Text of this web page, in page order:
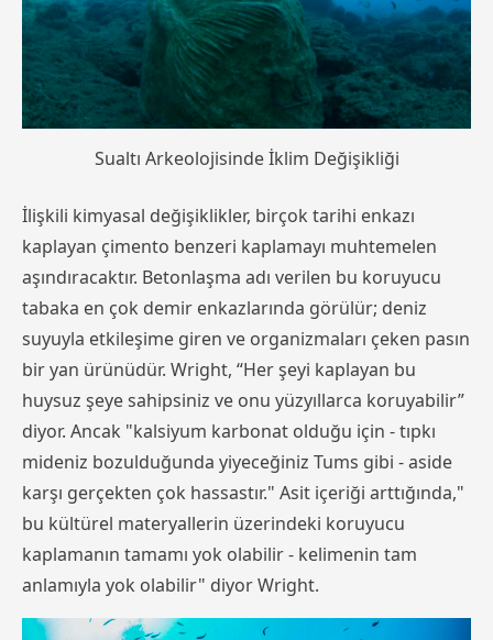
Sualtı Arkeolojisinde İklim Değişikliği
İlişkili kimyasal değişiklikler, birçok tarihi enkazı
kaplayan çimento benzeri kaplamayı muhtemelen
aşındıracaktır. Betonlaşma adı verilen bu koruyucu
tabaka en çok demir enkazlarında görülür; deniz
suyuyla etkileşime giren ve organizmaları çeken pasın
bir yan ürünüdür. Wright, “Her şeyi kaplayan bu
huysuz şeye sahipsiniz ve onu yüzyıllarca koruyabilir”
diyor. Ancak "kalsiyum karbonat olduğu için - tıpkı
mideniz bozulduğunda yiyeceğiniz Tums gibi - aside
karşı gerçekten çok hassastır." Asit içeriği arttığında,"
bu kültürel materyallerin üzerindeki koruyucu
kaplamanın tamamı yok olabilir - kelimenin tam
anlamıyla yok olabilir" diyor Wright.